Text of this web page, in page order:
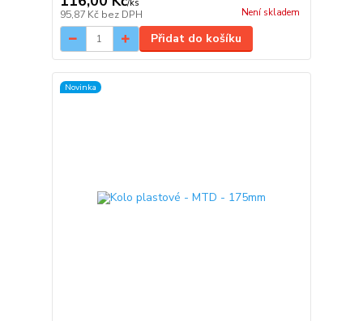
/ks
95,87 Kč bez DPH Není skladem
Přidat do košíku
Novinka